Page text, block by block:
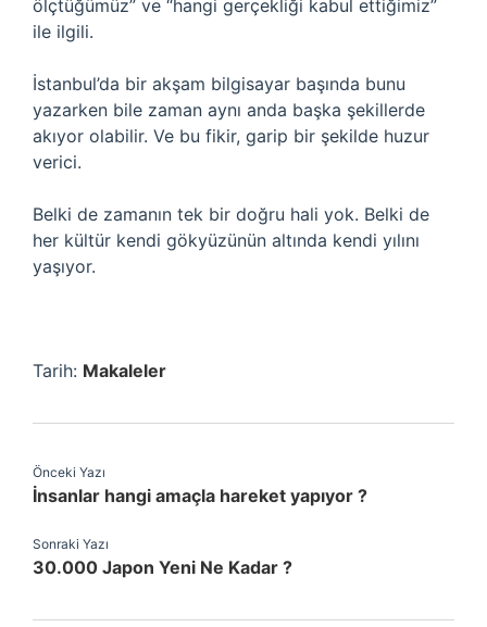
ölçtüğümüz” ve “hangi gerçekliği kabul ettiğimiz”
ile ilgili.
İstanbul’da bir akşam bilgisayar başında bunu
yazarken bile zaman aynı anda başka şekillerde
akıyor olabilir. Ve bu fikir, garip bir şekilde huzur
verici.
Belki de zamanın tek bir doğru hali yok. Belki de
her kültür kendi gökyüzünün altında kendi yılını
yaşıyor.
Tarih: Makaleler
Önceki Yazı
İnsanlar hangi amaçla hareket yapıyor ?
Sonraki Yazı
30.000 Japon Yeni Ne Kadar ?